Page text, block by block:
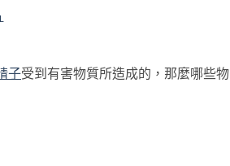
子受到有害物質所造成的，那麼哪些物